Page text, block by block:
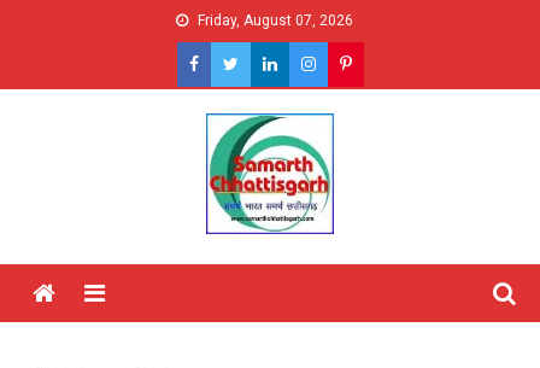
Friday, August 07, 2026
Menu